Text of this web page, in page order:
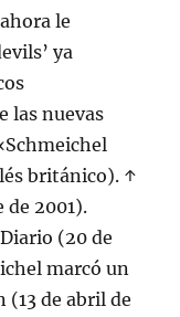
le
ya
las nuevas
británico). ↑
de 2001).
(20 de
marcó un
de abril de